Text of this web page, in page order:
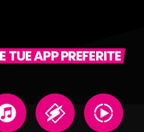
APP PREFERITE